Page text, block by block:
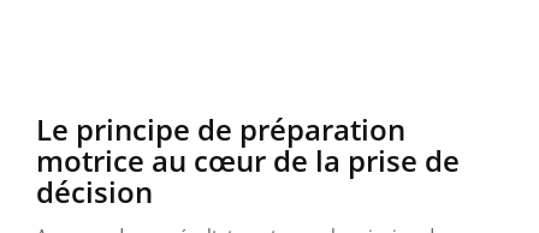
Le principe de préparation
motrice au cœur de la prise de
décision